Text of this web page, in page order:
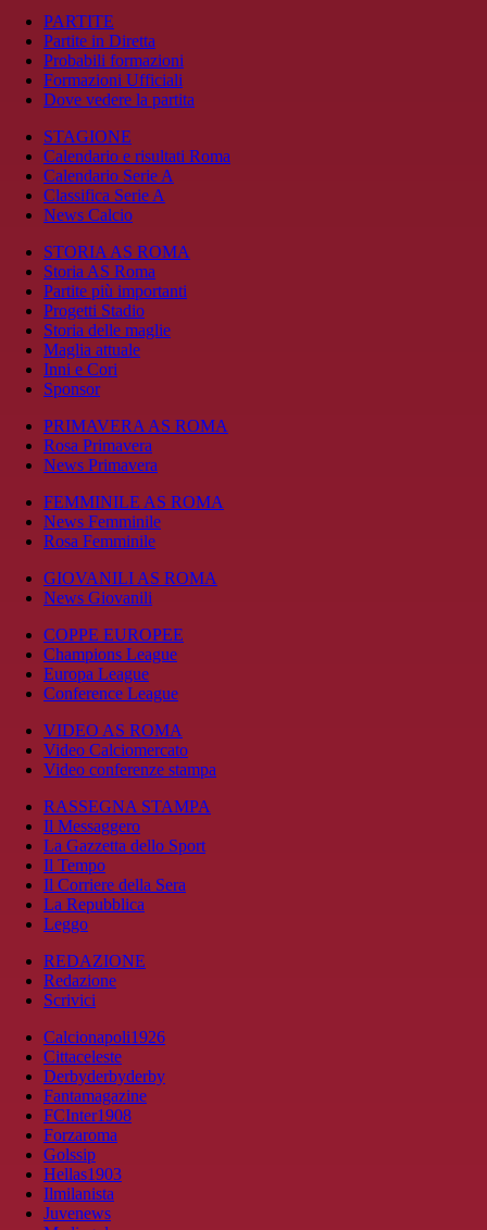
PARTITE
Partite in Diretta
Probabili formazioni
Formazioni Ufficiali
Dove vedere la partita
STAGIONE
Calendario e risultati Roma
Calendario Serie A
Classifica Serie A
News Calcio
STORIA AS ROMA
Storia AS Roma
Partite più importanti
Progetti Stadio
Storia delle maglie
Maglia attuale
Inni e Cori
Sponsor
PRIMAVERA AS ROMA
Rosa Primavera
News Primavera
FEMMINILE AS ROMA
News Femminile
Rosa Femminile
GIOVANILI AS ROMA
News Giovanili
COPPE EUROPEE
Champions League
Europa League
Conference League
VIDEO AS ROMA
Video Calciomercato
Video conferenze stampa
RASSEGNA STAMPA
Il Messaggero
La Gazzetta dello Sport
Il Tempo
Il Corriere della Sera
La Repubblica
Leggo
REDAZIONE
Redazione
Scrivici
Calcionapoli1926
Cittaceleste
Derbyderbyderby
Fantamagazine
FCInter1908
Forzaroma
Golssip
Hellas1903
Ilmilanista
Juvenews